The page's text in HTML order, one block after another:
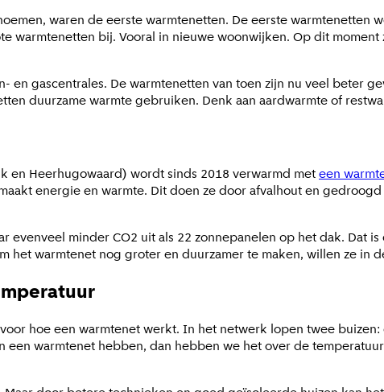
waren de eerste warmtenetten. De eerste
warmtenetten bij. Vooral in nieuwe woonwijken. Op dit
en gascentrales. De warmtenetten van toen zijn nu veel beter
duurzame warmte gebruiken. Denk aan aardwarmte of
en Heerhugowaard) wordt sinds 2018 verwarmd meteen
energie en warmte. Dit doen ze door afvalhout en
evenveel minder CO2 uit als 22 zonnepanelen op het dak. Dat
het warmtenet nog groter en duurzamer te maken, willen ze in
hoe een warmtenet werkt. In het netwerk lopen twee
warmtenet hebben, dan hebben we het over de